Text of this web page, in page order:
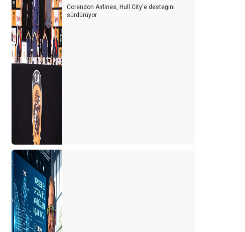
Corendon Airlines, Hull City'e desteğini
sürdürüyor